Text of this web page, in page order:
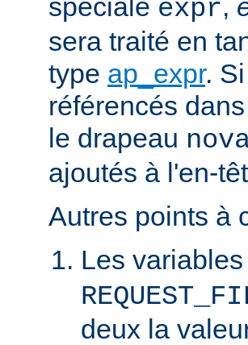
spéciale expr,
sera traité en
type ap_expr.
référencés
le drapeau
ajoutés à l'en-
Autres points à
Les variables
deux la